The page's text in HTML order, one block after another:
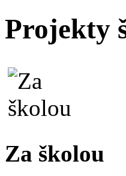
Projekty
Za školou